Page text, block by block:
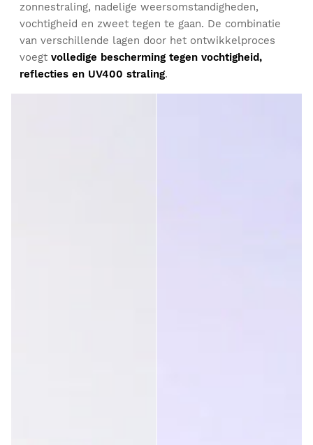
Je geld terugboeken naar de oorspronkelijke
betaalmethode
Vanaf
zonnestraling, nadelige weersomstandigheden,
vochtigheid en zweet tegen te gaan. De combinatie
van verschillende lagen door het ontwikkelproces
voegt volledige bescherming tegen vochtigheid,
reflecties en UV400 straling.